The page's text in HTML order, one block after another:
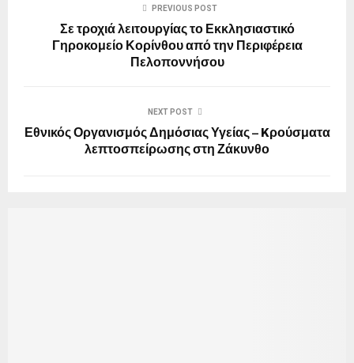
PREVIOUS POST
Σε τροχιά λειτουργίας το Εκκλησιαστικό
Γηροκομείο Κορίνθου από την Περιφέρεια
Πελοποννήσου
NEXT POST
Εθνικός Οργανισμός Δημόσιας Υγείας – Kρούσματα
λεπτοσπείρωσης στη Ζάκυνθο